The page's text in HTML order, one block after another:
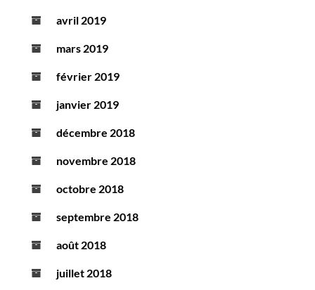
avril 2019
mars 2019
février 2019
janvier 2019
décembre 2018
novembre 2018
octobre 2018
septembre 2018
août 2018
juillet 2018